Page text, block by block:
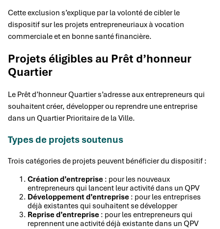
Cette exclusion s’explique par la volonté de cibler le
dispositif sur les projets entrepreneuriaux à vocation
commerciale et en bonne santé financière.
Projets éligibles au Prêt d’honneur
Quartier
Le Prêt d’honneur Quartier s’adresse aux entrepreneurs qui
souhaitent créer, développer ou reprendre une entreprise
dans un Quartier Prioritaire de la Ville.
Types de projets soutenus
Trois catégories de projets peuvent bénéficier du dispositif :
Création d’entreprise : pour les nouveaux
entrepreneurs qui lancent leur activité dans un QPV
Développement d’entreprise : pour les entreprises
déjà existantes qui souhaitent se développer
Reprise d’entreprise : pour les entrepreneurs qui
reprennent une activité déjà existante dans un QPV